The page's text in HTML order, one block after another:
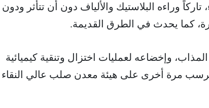
تاركاً وراءه البلاستيك والألياف دون أن تتأثر ودون
كما يحدث في الطرق القديمة.
وإخضاعه لعمليات اختزال وتنقية كيميائية
مرة أخرى على هيئة معدن صلب عالي النقاء